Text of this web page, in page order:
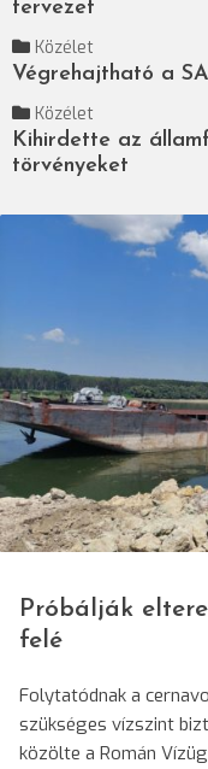
tervezet
Közélet
Végrehajtható a
Közélet
Kihirdette az
törvényeket
Próbálják
felé
Folytatódnak a
szükséges vízszint
közölte a Román